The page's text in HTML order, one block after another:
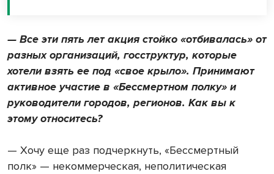
— Все эти пять лет акция стойко «отбивалась» от
разных организаций, госструктур, которые
хотели взять ее под «свое крыло». Принимают
активное участие в «Бессмертном полку» и
руководители городов, регионов. Как вы к
этому относитесь?
— Хочу еще раз подчеркнуть, «Бессмертный
полк» — некоммерческая, неполитическая